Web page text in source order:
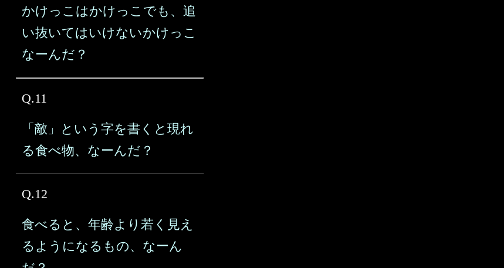
かけっこはかけっこでも、追
い抜いてはいけないかけっこ
なーんだ？
Q.11
「敵」という字を書くと現れ
る食べ物、なーんだ？
Q.12
食べると、年齢より若く見え
るようになるもの、なーん